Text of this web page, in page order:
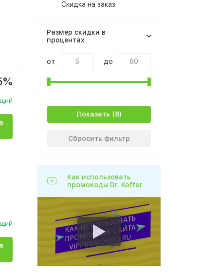
Скидка на заказ
Размер скидки в
процентах
от до
Показать
Сбросить фильтр
Как использовать
промокоды Dr. Koffer